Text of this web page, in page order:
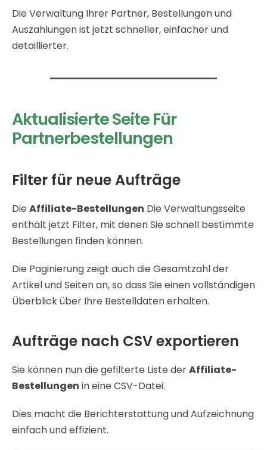
Die Verwaltung Ihrer Partner, Bestellungen und
Auszahlungen ist jetzt schneller, einfacher und
detaillierter.
Aktualisierte Seite Für
Partnerbestellungen
Filter für neue Aufträge
Die Affiliate-Bestellungen Die Verwaltungsseite
enthält jetzt Filter, mit denen Sie schnell bestimmte
Bestellungen finden können.
Die Paginierung zeigt auch die Gesamtzahl der
Artikel und Seiten an, so dass Sie einen vollständigen
Überblick über Ihre Bestelldaten erhalten.
Aufträge nach CSV exportieren
Sie können nun die gefilterte Liste derAffiliate-
Bestellungen in eine CSV-Datei.
Dies macht die Berichterstattung und Aufzeichnung
einfach und effizient.